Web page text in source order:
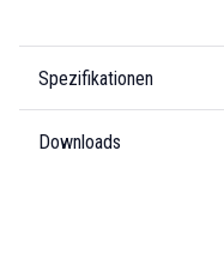
Spezifikationen
Downloads